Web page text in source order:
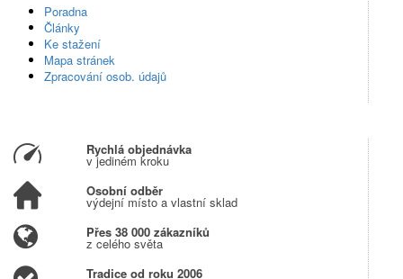
Poradna
Články
Ke stažení
Mapa stránek
Zpracování osob. údajů
Rychlá objednávka
v jediném kroku
Osobní odběr
výdejní místo a vlastní sklad
Přes 38 000 zákazníků
z celého světa
Tradice od roku 2006